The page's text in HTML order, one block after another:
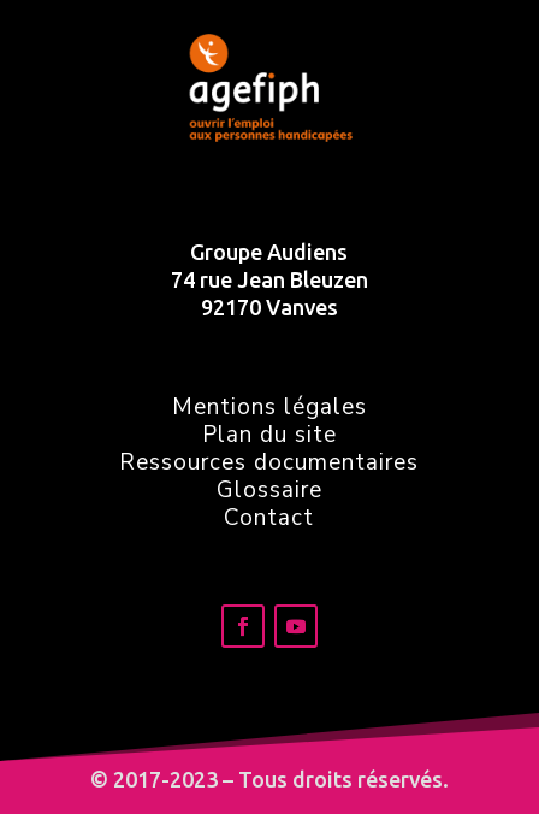
Groupe Audiens
74 rue Jean Bleuzen
92170 Vanves
Mentions légales
Plan du site
Ressources documentaires
Glossaire
Contact
© 2017-2023 – Tous droits réservés.